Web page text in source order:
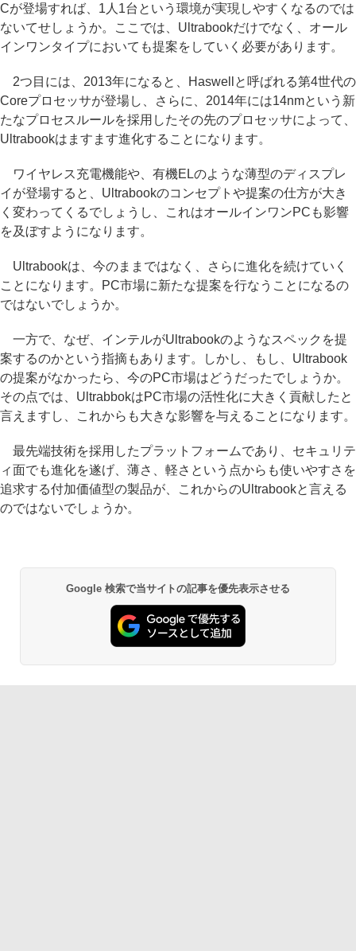
Cが登場すれば、1人1台という環境が実現しやすくなるのでは
ないてせしょうか。ここでは、Ultrabookだけでなく、オール
インワンタイプにおいても提案をしていく必要があります。
2つ目には、2013年になると、Haswellと呼ばれる第4世代の
Coreプロセッサが登場し、さらに、2014年には14nmという新
たなプロセスルールを採用したその先のプロセッサによって、
Ultrabookはますます進化することになります。
ワイヤレス充電機能や、有機ELのような薄型のディスプレ
イが登場すると、Ultrabookのコンセプトや提案の仕方が大き
く変わってくるでしょうし、これはオールインワンPCも影響
を及ぼすようになります。
Ultrabookは、今のままではなく、さらに進化を続けていく
ことになります。PC市場に新たな提案を行なうことになるの
ではないでしょうか。
一方で、なぜ、インテルがUltrabookのようなスペックを提
案するのかという指摘もあります。しかし、もし、Ultrabook
の提案がなかったら、今のPC市場はどうだったでしょうか。
その点では、UltrabbokはPC市場の活性化に大きく貢献したと
言えますし、これからも大きな影響を与えることになります。
最先端技術を採用したプラットフォームであり、セキュリテ
ィ面でも進化を遂げ、薄さ、軽さという点からも使いやすさを
追求する付加価値型の製品が、これからのUltrabookと言える
のではないでしょうか。
Google 検索で当サイトの記事を優先表示させる